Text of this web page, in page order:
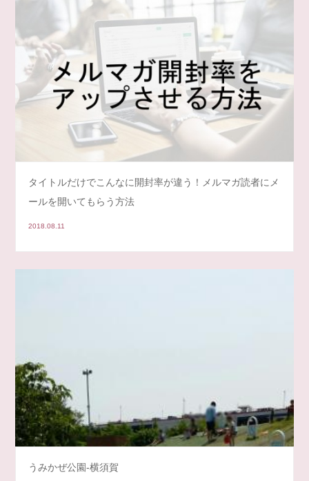
タイトルだけでこんなに開封率が違う！メルマガ読者にメ
ールを開いてもらう方法
2018.08.11
うみかぜ公園-横須賀